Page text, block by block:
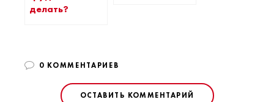
делать?
0 КОММЕНТАРИЕВ
ОСТАВИТЬ КОММЕНТАРИЙ